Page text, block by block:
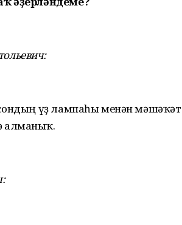
үҙ лампаһы менән
алманыҡ.